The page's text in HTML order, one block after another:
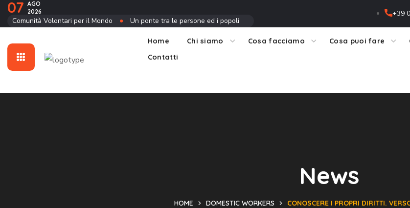
07 AGO
2026
Comunità Volontari per il Mondo ● Un ponte tra le persone ed i popoli
+39
Home Chi siamo Cosa facciamo Cosa puoi fare
Contatti
Contatti
News
HOME DOMESTIC WORKERS CONOSCERE I PROPRI DIRITTI.